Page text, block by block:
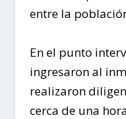
entre la
En el punto
ingresaron al
realizaron
cerca de una